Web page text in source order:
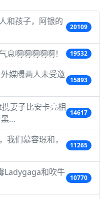
和孩子，阿银的
20109
息啊啊啊啊啊！ 19532
媒曝两人未受邀
15893
妻子比安卡亮相
黑…
14617
我们慕容璟和，
11265
Ladygaga和吹牛
10770